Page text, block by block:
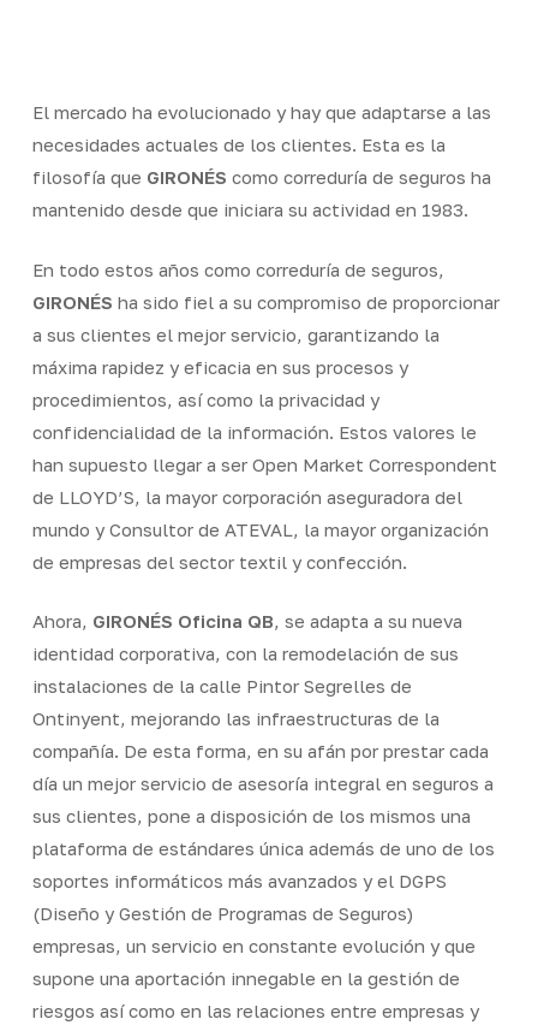
contentEl mercado ha evolucionado y hay que adaptarse a las
necesidades actuales de los clientes. Esta es la
filosofía que GIRONÉS como correduría de seguros ha
mantenido desde que iniciara su actividad en 1983.
En todo estos años como correduría de seguros,
GIRONÉS ha sido fiel a su compromiso de proporcionar
a sus clientes el mejor servicio, garantizando la
máxima rapidez y eficacia en sus procesos y
procedimientos, así como la privacidad y
confidencialidad de la información. Estos valores le
han supuesto llegar a ser Open Market Correspondent
de LLOYD’S, la mayor corporación aseguradora del
mundo y Consultor de ATEVAL, la mayor organización
de empresas del sector textil y confección.
Ahora, GIRONÉS Oficina QB, se adapta a su nueva
identidad corporativa, con la remodelación de sus
instalaciones de la calle Pintor Segrelles de
Ontinyent, mejorando las infraestructuras de la
compañía. De esta forma, en su afán por prestar cada
día un mejor servicio de asesoría integral en seguros a
sus clientes, pone a disposición de los mismos una
plataforma de estándares única además de uno de los
soportes informáticos más avanzados y el DGPS
(Diseño y Gestión de Programas de Seguros)
empresas, un servicio en constante evolución y que
supone una aportación innegable en la gestión de
riesgos así como en las relaciones entre empresas y
Menu